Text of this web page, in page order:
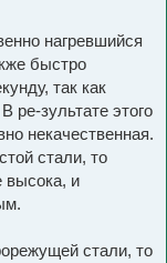
нагревшийся
быстро
так как
ре-зультате этого
некачественная.
стали, то
высока, и
стали, то